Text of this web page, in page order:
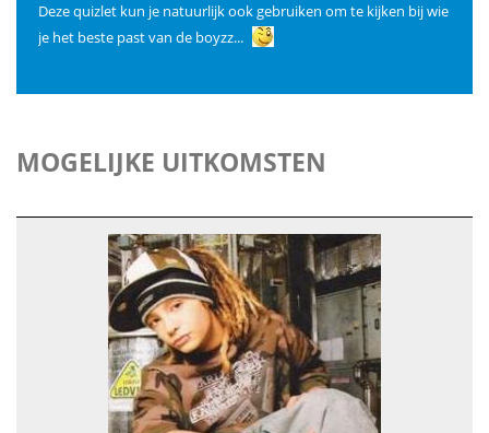
Deze quizlet kun je natuurlijk ook gebruiken om te kijken bij wie
je het beste past van de boyzz...
MOGELIJKE UITKOMSTEN